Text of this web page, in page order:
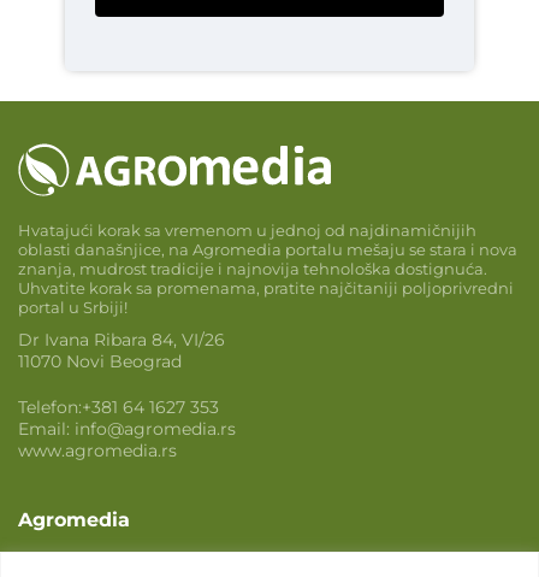
Hvatajući korak sa vremenom u jednoj od najdinamičnijih
oblasti današnjice, na Agromedia portalu mešaju se stara i nova
znanja, mudrost tradicije i najnovija tehnološka dostignuća.
Uhvatite korak sa promenama, pratite najčitaniji poljoprivredni
portal u Srbiji!
Dr Ivana Ribara 84, VI/26
11070 Novi Beograd
Telefon:+381 64 1627 353
Email: info@agromedia.rs
www.agromedia.rs
Agromedia